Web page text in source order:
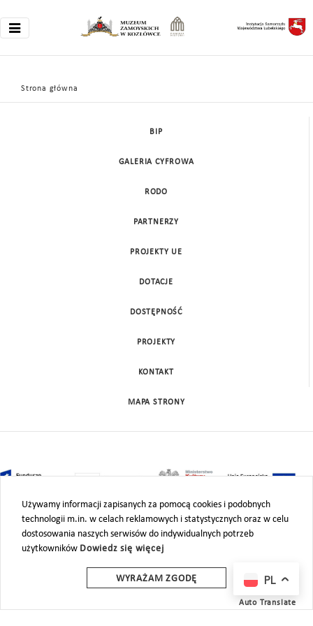
Strona główna
Slider
Używamy informacji zapisanych za pomocą cookies i podobnych
technologii m.in. w celach reklamowych i statystycznych oraz w celu
dostosowania naszych serwisów do indywidualnych potrzeb
użytkowników Dowiedz się więcej
WYRAŻAM ZGODĘ
BIP
GALERIA CYFROWA
RODO
PARTNERZY
PROJEKTY UE
DOTACJE
DOSTĘPNOŚĆ
PROJEKTY
KONTAKT
MAPA STRONY
PL
Auto Translate